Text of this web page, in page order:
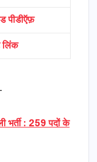
पीडीऍफ़
लिंक
भर्ती : 259 पदों के